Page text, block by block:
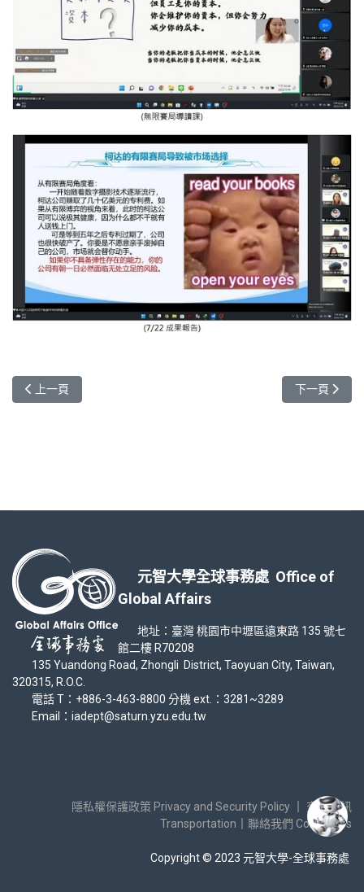
上一篇文章: 元智大學攜手以色列阿里埃勒大學 簽署學術合作協議
上一頁 下一篇文章:
下一頁
元智大學全球事務處 Office of
Global Affairs
地址：臺灣 桃園市中壢區遠東路 135 號七
館二樓 R70208
135 Yuandong Road, Zhongli District, Taoyuan City, Taiwan,
320315, R.O.C.
電話 T：+886-3-463-8800 分機 ext.：3281~3289
Email：iadept@saturn.yzu.edu.tw
隱私權保護政策 Privacy and Security Policy
交通資訊
Transportation
聯絡我們 Contact Us
Copyright © 2023 元智大學-全球事務處